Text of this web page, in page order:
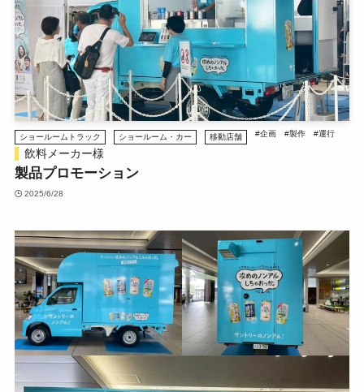
ショールームトラック ショールーム・カー 移動店舗 #企画 #製作 #運行
飲料メーカー様
製品プロモーション
2025/6/28